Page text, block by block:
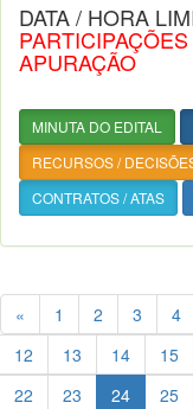
DATA / HORA
APURAÇÃO
MINUTA DO EDITAL
RECURSOS /
CONTRATOS / ATAS
« 1 2 3 4
12
13 14 15
22
23 24 25